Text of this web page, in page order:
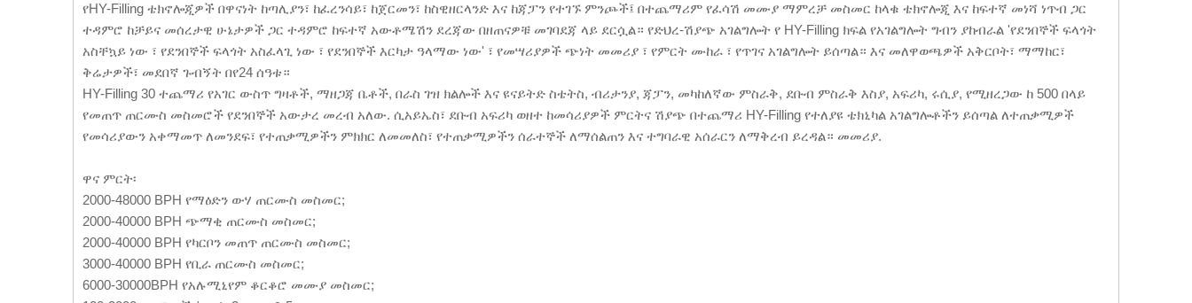
የHY-Filling ቴክኖሎጂዎች በዋናነት ከጣሊያን፣ ከፈረንሳይ፣ ከጀርመን፣ ከስዊዘርላንድ እና ከጃፓን የተገኙ ምንጮች፤ በተጨማሪም የፈሳሽ መሙያ ማምረቻ መስመር ከላቁ ቴክኖሎጂ እና ከፍተኛ መነሻ ነጥብ ጋር
ተዳምሮ ከቻይና መሰረታዊ ሁኔታዎች ጋር ተዳምሮ ከፍተኛ አውቶሜሽን ደረጃው በዘጠናዎቹ መገባደጃ ላይ ደርሷል። የድህረ-ሽያጭ አገልግሎት የ HY-Filling ክፍል የአገልግሎት ግብን ያከብራል 'የደንበኞች ፍላጎት
አስቸኳይ ነው ፣ የደንበኞች ፍላጎት አስፈላጊ ነው ፣ የደንበኞች እርካታ ዓላማው ነው' ፣ የመሣሪያዎች ጭነት መመሪያ ፣ የምርት ሙከራ ፣ የጥገና አገልግሎት ይሰጣል። እና መለዋወጫዎች አቅርቦት፣ ማማከር፣
ቅሬታዎች፣ መደበኛ ጉብኝት በየ24 ሰዓቱ።
HY-Filling 30 ተጨማሪ የአገር ውስጥ ግዛቶች, ማዘጋጃ ቤቶች, በራስ ገዝ ክልሎች እና ዩናይትድ ስቴትስ, ብሪታንያ, ጃፓን, መካከለኛው ምስራቅ, ደቡብ ምስራቅ እስያ, አፍሪካ, ሩሲያ, የሚዘረጋው ከ 500 በላይ
የመጠጥ ጠርሙስ መስመሮች የደንበኞች አውታረ መረብ አለው. ሲአይኤስ፣ ደቡብ አፍሪካ ወዘተ ከመሳሪያዎች ምርትና ሽያጭ በተጨማሪ HY-Filling የተለያዩ ቴክኒካል አገልግሎቶችን ይሰጣል ለተጠቃሚዎች
የመሳሪያውን አቀማመጥ ለመንደፍ፣ የተጠቃሚዎችን ምክክር ለመመለስ፣ የተጠቃሚዎችን ሰራተኞች ለማሰልጠን እና ተግባራዊ አሰራርን ለማቅረብ ይረዳል። መመሪያ.
ዋና ምርት፡
2000-48000 BPH የማዕድን ውሃ ጠርሙስ መስመር;
2000-40000 BPH ጭማቂ ጠርሙስ መስመር;
2000-40000 BPH የካርቦን መጠጥ ጠርሙስ መስመር;
3000-40000 BPH የቢራ ጠርሙስ መስመር;
6000-30000BPH የአሉሚኒየም ቆርቆሮ መሙያ መስመር;